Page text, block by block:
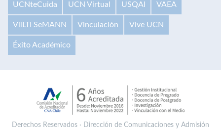
UCNteCuida UCN Virtual USQAI VAEA
VilLTI SeMANN Vinculación Vive UCN
Éxito Académico
Derechos Reservados · Dirección de Comunicaciones y Admisión